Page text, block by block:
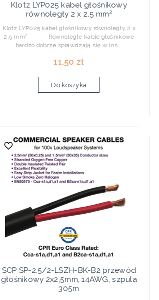
Klotz LYP025 kabel głośnikowy
równoległy 2 x 2,5 mm²
Klotz LYP025 kabel głośnikowy równoległy 2 x
2,5 mm² Równoległe kable głośnikowe
bardzo dobrze sprawdzają się w ins...
11,50 zł
Do koszyka
SCP SP-2.5/2-LSZH-BK-B2 przewód
głośnikowy 2x2,5mm, 14AWG, szpula
305m